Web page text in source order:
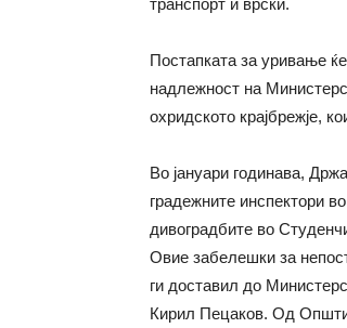
транспорт и врски.
Постапката за уривање
надлежност на
охридското крајбрежје,
Во јануари годинава,
градежните инспектори
дивоградбите во
Овие забелешки за
ги доставил до
Кирил Пецаков. Од